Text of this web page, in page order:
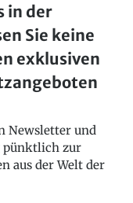
in der
Sie keine
exklusiven
Newsletter und
pünktlich zur
aus der Welt der